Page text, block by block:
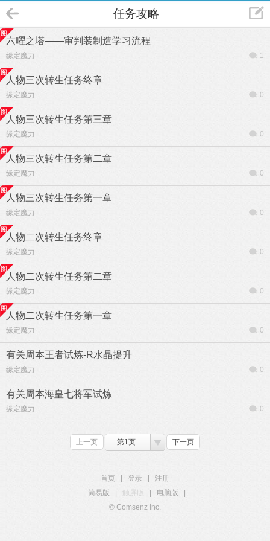
任务攻略
六曜之塔——审判装制造学习流程
缘定魔力 1
人物三次转生任务终章
缘定魔力 0
人物三次转生任务第三章
缘定魔力 0
人物三次转生任务第二章
缘定魔力 0
人物三次转生任务第一章
缘定魔力 0
人物二次转生任务终章
缘定魔力 0
人物二次转生任务第二章
缘定魔力 0
人物二次转生任务第一章
缘定魔力 0
有关周本王者试炼-R水晶提升
缘定魔力 0
有关周本海皇七将军试炼
缘定魔力 0
上一页 第1页 下一页
首页 登录
注册
简易版
触屏版 电脑版
© Comsenz Inc.